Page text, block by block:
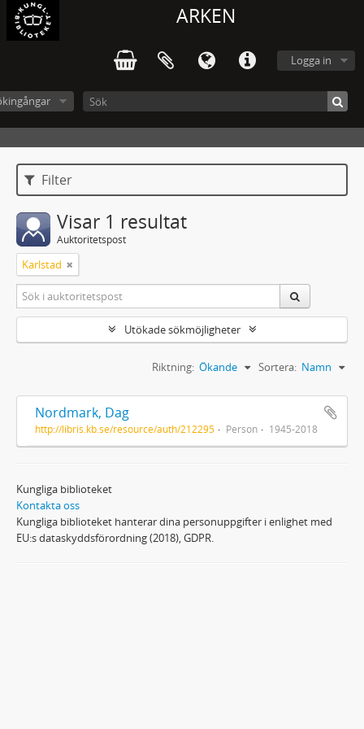
ARKEN
Logga in
Filter
Visar 1 resultat
Auktoritetspost
Karlstad
Utökade sökmöjligheter
Sortera: Namn
Riktning: Ökande
Nordmark, Dag
http://libris.kb.se/resource/auth/212295 Person 1945-2018
Kungliga biblioteket
Kontakta oss
Kungliga biblioteket hanterar dina personuppgifter i enlighet med
EU:s dataskyddsförordning (2018), GDPR.